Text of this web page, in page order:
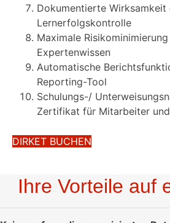
Dokumentierte
Lernerfolgskontrolle
Maximale
Expertenwissen
Automatische
Reporting-Tool
Schulungs-/
Zertifikat für Mitarbeiter
DIRKET BUCHEN
Ihre Vorteile auf